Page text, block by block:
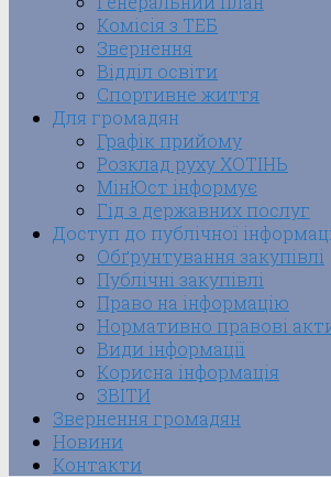
Комісія з ТЕБ
Звернення
Відділ освіти
Спортивне життя
Для громадян
Графік прийому
Розклад руху ХОТІНЬ
МінЮст інформує
Гід з державних послуг
Доступ до публічної
Обґрунтування закупівлі
Публічні закупівлі
Право на інформацію
Нормативно правові
Види інформації
Корисна інформація
ЗВІТИ
Звернення громадян
Новини
Контакти